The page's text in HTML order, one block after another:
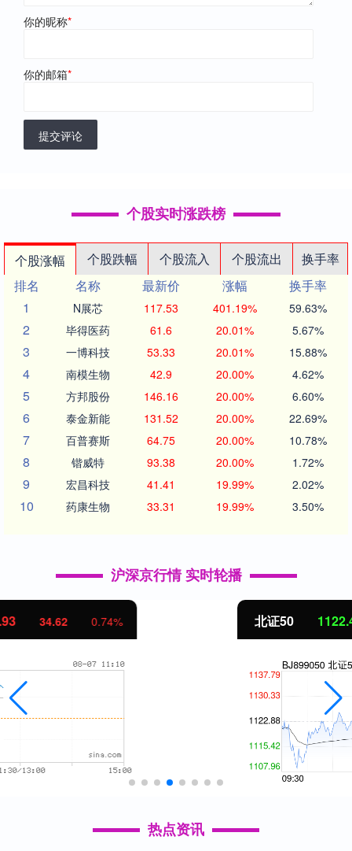
你的昵称*
你的邮箱*
提交评论
个股实时涨跌榜
个股涨幅 个股跌幅 个股流入 个股流出
换手率
排名
名称 最新价 涨幅
换手率
1
N展芯 117.53 401.19% 59.63%
2 毕得医药 61.6 20.01% 5.67%
3 一博科技 53.33 20.01% 15.88%
4 南模生物 42.9 20.00% 4.62%
5 方邦股份 146.16 20.00% 6.60%
6 泰金新能 131.52 20.00% 22.69%
7 百普赛斯 64.75 20.00% 10.78%
8 锴威特 93.38 20.00% 1.72%
9 宏昌科技 41.41 19.99% 2.02%
10 药康生物 33.31 19.99% 3.50%
沪深京行情 实时轮播
北证50 -0.04%
热点资讯